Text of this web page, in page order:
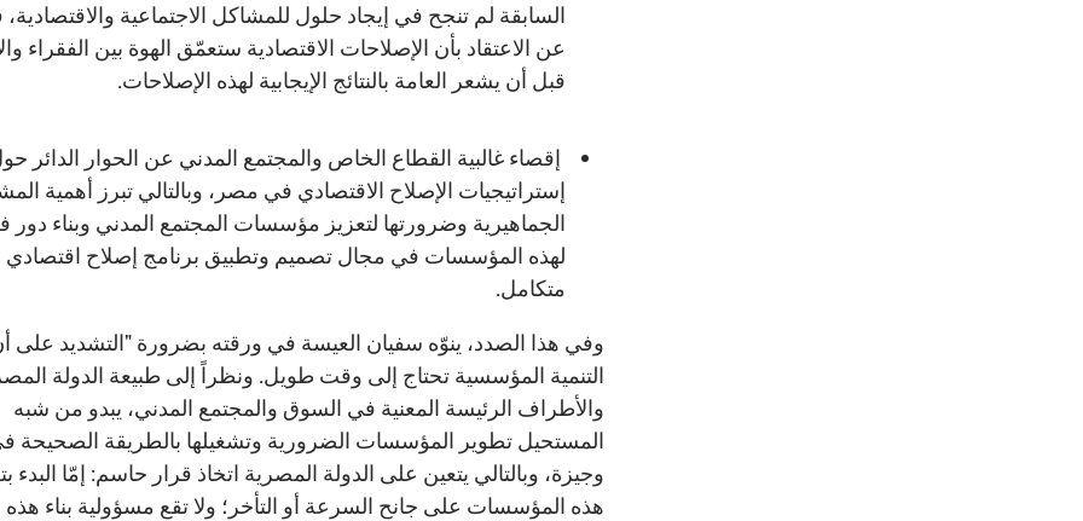
السابقة لم تنجح في إيجاد حلول للمشاكل الاجتماعية
عن الاعتقاد بأن الإصلاحات الاقتصادية ستعمّق الهوة بين الفقراء
قبل أن يشعر العامة بالنتائج الإيجابية لهذه الإصلاحات.
إقصاء غالبية القطاع الخاص والمجتمع المدني عن الحوار الدائر
إستراتيجيات الإصلاح الاقتصادي في مصر، وبالتالي تبرز أهمية
الجماهيرية وضرورتها لتعزيز مؤسسات المجتمع المدني وبناء دور
لهذه المؤسسات في مجال تصميم وتطبيق برنامج إصلاح اقتصادي
متكامل.
وفي هذا الصدد، ينوّه سفيان العيسة في ورقته بضرورة "التشديد على
التنمية المؤسسية تحتاج إلى وقت طويل. ونظراً إلى طبيعة الدولة
والأطراف الرئيسة المعنية في السوق والمجتمع المدني، يبدو من شبه
المستحيل تطوير المؤسسات الضرورية وتشغيلها بالطريقة الصحيحة
وجيزة، وبالتالي يتعين على الدولة المصرية اتخاذ قرار حاسم: إمّا البدء
هذه المؤسسات على جانح السرعة أو التأخر؛ ولا تقع مسؤولية بناء هذه